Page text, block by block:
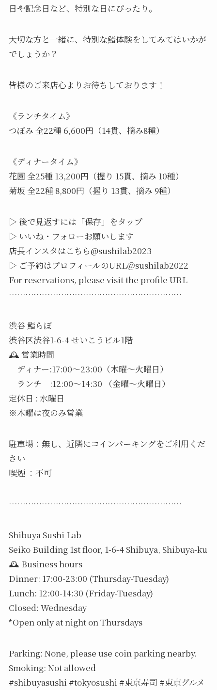
日や記念日など、特別な日にぴったり。
大切な方と一緒に、特別な鮨体験をしてみてはいかが
でしょうか？
皆様のご来店心よりお待ちしております！
《ランチタイム》
つぼみ 全22種 6,600円（14貫、摘み8種）
《ディナータイム》
花園 全25種 13,200円（握り 15貫、摘み 10種）
菊坂 全22種 8,800円（握り 13貫、摘み 9種）
▷ 後で見返すには「保存」をタップ
▷ いいね・フォローお願いします
店長インスタはこちら@sushilab2023
▷ ご予約はプロフィールのURL＠sushilab2022
For reservations, please visit the profile URL
………………………………………………………
渋谷 鮨らぼ
渋谷区渋谷1-6-4 せいこうビル1階
🕰️ 営業時間
ディナー:17:00〜23:00（木曜〜火曜日）
ランチ :12:00〜14:30 （金曜〜火曜日）
️定休日 : 水曜日
※木曜は夜のみ営業
駐車場：無し、近隣にコインパーキングをご利用くだ
さい
喫煙 ：不可
………………………………………………………
Shibuya Sushi Lab
Seiko Building 1st floor, 1-6-4 Shibuya, Shibuya-ku
🕰️ Business hours
Dinner: 17:00-23:00 (Thursday-Tuesday)
Lunch: 12:00-14:30 (Friday-Tuesday)
️Closed: Wednesday
*Open only at night on Thursdays
Parking: None, please use coin parking nearby.
Smoking: Not allowed
#shibuyasushi #tokyosushi #東京寿司 #東京グルメ